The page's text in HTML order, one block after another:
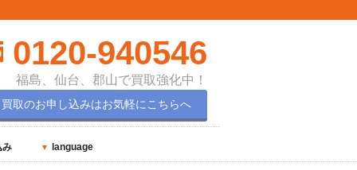
0120-940546
福島、仙台、郡山で買取強化中！
取のお申し込みはお気軽にこちらへ
み language